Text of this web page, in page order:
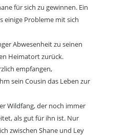
für sich zu gewinnen. Ein
einige Probleme mit sich
Abwesenheit zu seinen
Heimatort zurück.
empfangen,
sein Cousin das Leben zur
Wildfang, der noch immer
als gut für ihn ist. Nur
zwischen Shane und Ley